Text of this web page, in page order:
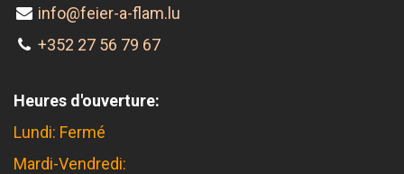
info@feier-a-flam.lu
+352 27 56 79 67
Heures d'ouverture:
Lundi: Fermé
Mardi-Vendredi: